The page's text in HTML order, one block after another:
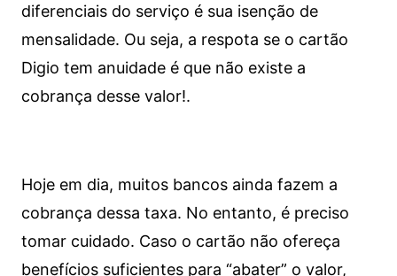
diferenciais do serviço é sua isenção de
mensalidade. Ou seja, a respota se o cartão
Digio tem anuidade é que não existe a
cobrança desse valor!.
Hoje em dia, muitos bancos ainda fazem a
cobrança dessa taxa. No entanto, é preciso
tomar cuidado. Caso o cartão não ofereça
benefícios suficientes para “abater” o valor,